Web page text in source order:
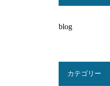
blog
カテゴリー